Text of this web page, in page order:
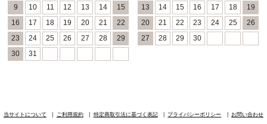
9
10 11 12 13 14
15
16
17 18 19 20 21
22
23
24 25 26 27 28
29
30
31
13
14 15 16 17 18
19
20
21 22 23 24 25
26
27
28 29 30
当サイトについて ご利用規約 特定商取引法に基づく表記 プライバシーポリシー お問い合わせ